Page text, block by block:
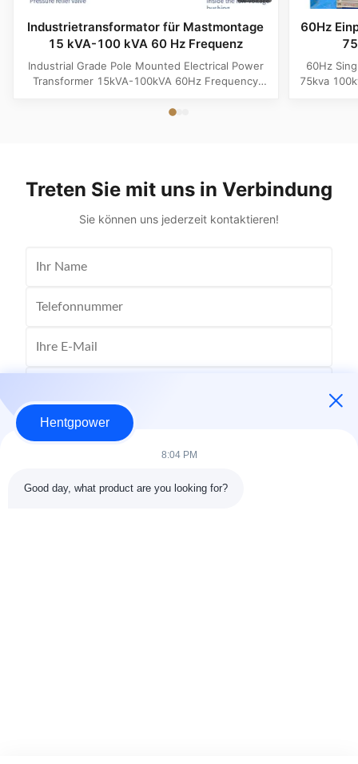
Industrietransformator für Mastmontage
15 kVA-100 kVA 60 Hz Frequenz
Industrial Grade Pole Mounted Electrical Power
Transformer 15kVA-100kVA 60Hz Frequency
Frequency 60Hz Phase Single Phase Application
60Hz
60Hz
75kva
Treten Sie mit uns in Verbindung
Sie können uns jederzeit kontaktieren!
Hentgpower
8:04 PM
Good day, what product are you looking for?